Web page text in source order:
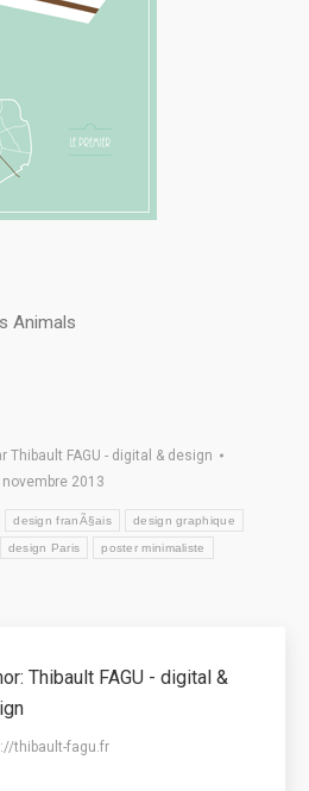
Animals
Thibault FAGU - digital & design
novembre 2013
design franÃ§ais design graphique
design Paris poster minimaliste
Thibault FAGU - digital &
thibault-fagu.fr